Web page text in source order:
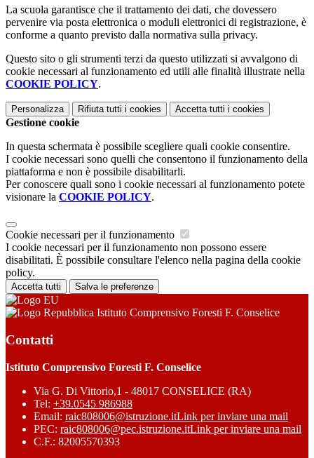
La scuola garantisce che il trattamento dei dati, che dovessero
pervenire via posta elettronica o moduli elettronici di registrazione, è
conforme a quanto previsto dalla normativa sulla privacy.
Questo sito o gli strumenti terzi da questo utilizzati si avvalgono di
cookie necessari al funzionamento ed utili alle finalità illustrate nella
COOKIE POLICY.
Personalizza Rifiuta tutti i cookies Accetta tutti i cookies
Gestione cookie
In questa schermata è possibile scegliere quali cookie consentire.
I cookie necessari sono quelli che consentono il funzionamento della
piattaforma e non è possibile disabilitarli.
Per conoscere quali sono i cookie necessari al funzionamento potete
visionare la COOKIE POLICY.
Cookie necessari per il funzionamento
I cookie necessari per il funzionamento non possono essere
disabilitati. È possibile consultare l'elenco nella pagina della cookie
policy.
Accetta tutti Salva le preferenze
Istituto Comprensivo Foresti F. Conselice
Contatti
Istituto Comprensivo Foresti F. Conselice
Via G. Di Vittorio,1 - 48017 CONSELICE (RA)
Tel: +39.0545 986988
Email: raic808006@istruzione.itLink per inviare una mail
PEC: raic808006@pec.istruzione.itLink per inviare una mail
C.F.: 82005570393